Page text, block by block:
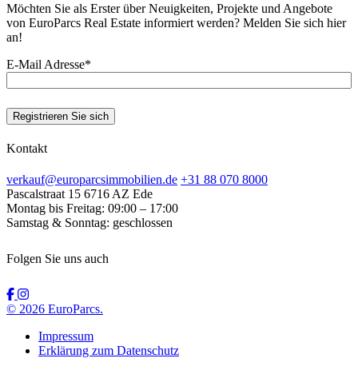
Möchten Sie als Erster über Neuigkeiten, Projekte und Angebote
von EuroParcs Real Estate informiert werden? Melden Sie sich hier
an!
E-Mail Adresse*
Kontakt
verkauf@europarcsimmobilien.de +31 88 070 8000
Pascalstraat 15 6716 AZ Ede
Montag bis Freitag: 09:00 – 17:00
Samstag & Sonntag: geschlossen
Folgen Sie uns auch
© 2026 EuroParcs.
Impressum
Erklärung zum Datenschutz